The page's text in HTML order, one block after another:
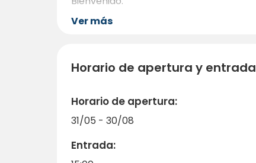
Ver más
Horario de apertura y entrada
Horario de apertura:
31/05 - 30/08
Entrada: